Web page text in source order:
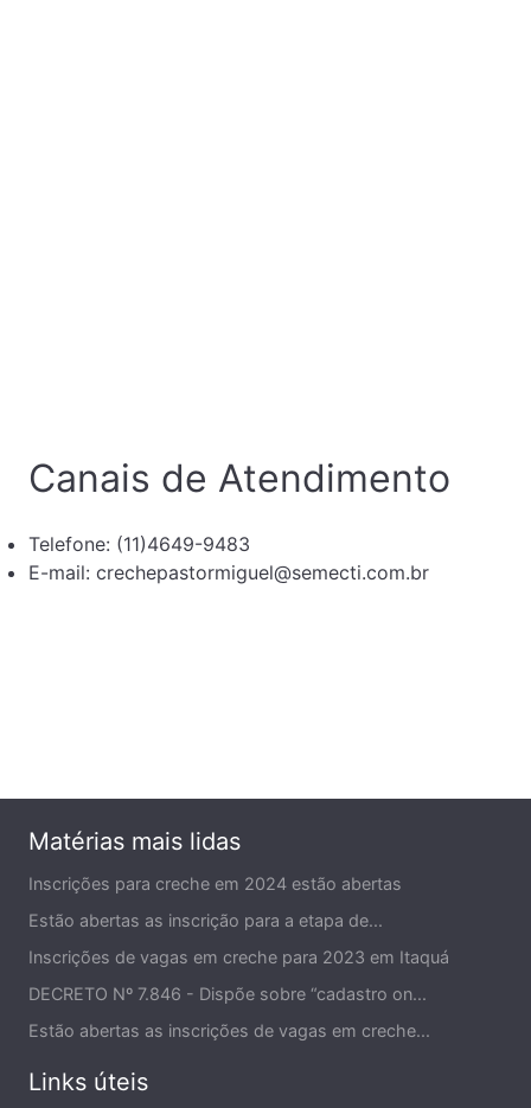
Canais de Atendimento
Telefone: (11)4649-9483
E-mail: crechepastormiguel@semecti.com.br
Matérias mais lidas
Inscrições para creche em 2024 estão abertas
Estão abertas as inscrição para a etapa de...
Inscrições de vagas em creche para 2023 em Itaquá
DECRETO Nº 7.846 - Dispõe sobre “cadastro on...
Estão abertas as inscrições de vagas em creche...
Links úteis